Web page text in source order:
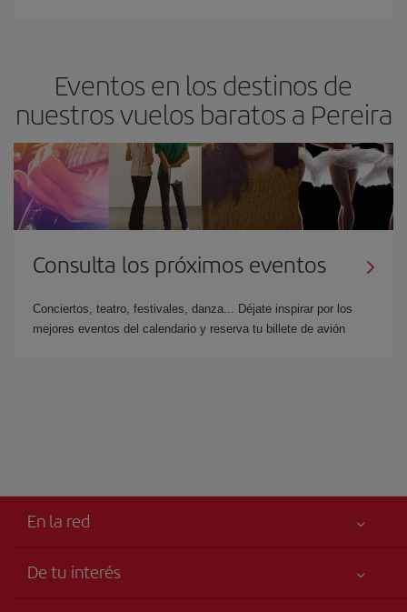
Eventos en los destinos de
nuestros vuelos baratos a Pereira
Consulta los próximos eventos
Conciertos, teatro, festivales, danza... Déjate inspirar por los
mejores eventos del calendario y reserva tu billete de avión
En la red
De tu interés